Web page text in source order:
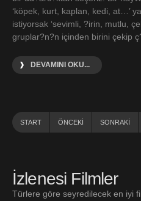
‘köpek, kurt, kaplan, kedi, at…’
istiyorsak ‘sevimli, ?irin, mutlu,
gruplar?n?n içinden birini çekip
DEVAMINI OKU...
START ÖNCEKI SONRAKI
İzlenesi Filmler
Türlere göre seyredilecek en iyi